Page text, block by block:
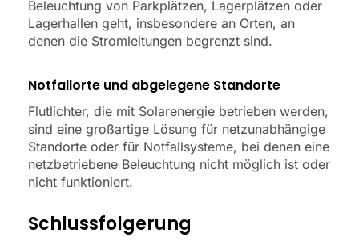
Beleuchtung von Parkplätzen, Lagerplätzen oder
Lagerhallen geht, insbesondere an Orten, an
denen die Stromleitungen begrenzt sind.
Notfallorte und abgelegene Standorte
Flutlichter, die mit Solarenergie betrieben werden,
sind eine großartige Lösung für netzunabhängige
Standorte oder für Notfallsysteme, bei denen eine
netzbetriebene Beleuchtung nicht möglich ist oder
nicht funktioniert.
Schlussfolgerung